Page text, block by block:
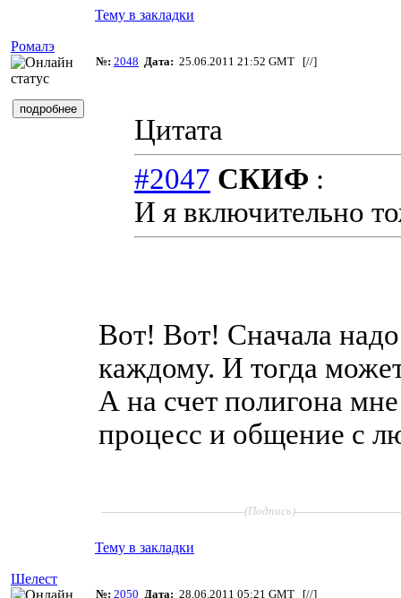
Тему в закладки
Ромалэ
№: 2048 Дата: 25.06.2011 21:52 GMT [//]
Цитата
#2047 СКИФ :
И я включительно
Вот! Вот! Сначала надо
каждому. И тогда
А на счет полигона
процесс и общение с
(Подпись)
Тему в закладки
Шелест
№: 2050 Дата: 28.06.2011 05:21 GMT [//]